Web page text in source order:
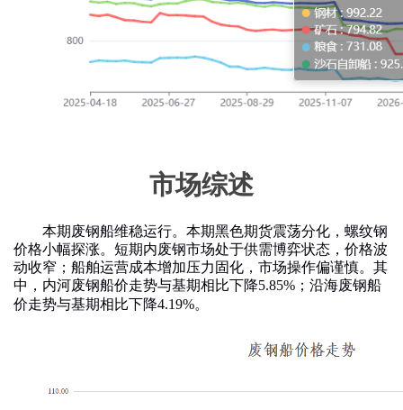
市场综述
本期废钢船维稳运行。本期黑色期货震荡分化，螺纹钢
价格小幅探涨。短期内废钢市场处于供需博弈状态，价格波
动收窄；船舶运营成本增加压力固化，市场操作偏谨慎。其
中，内河废钢船价走势与基期相比下降5.85% ；沿海废钢船
价走势与基期相比下降4.19%。